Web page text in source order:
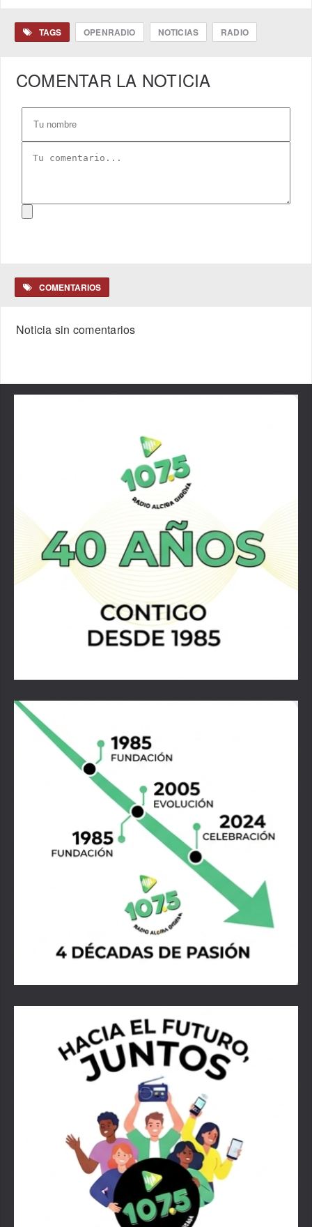
TAGS OPENRADIO NOTICIAS RADIO
COMENTAR LA NOTICIA
COMENTARIOS
Noticia sin comentarios